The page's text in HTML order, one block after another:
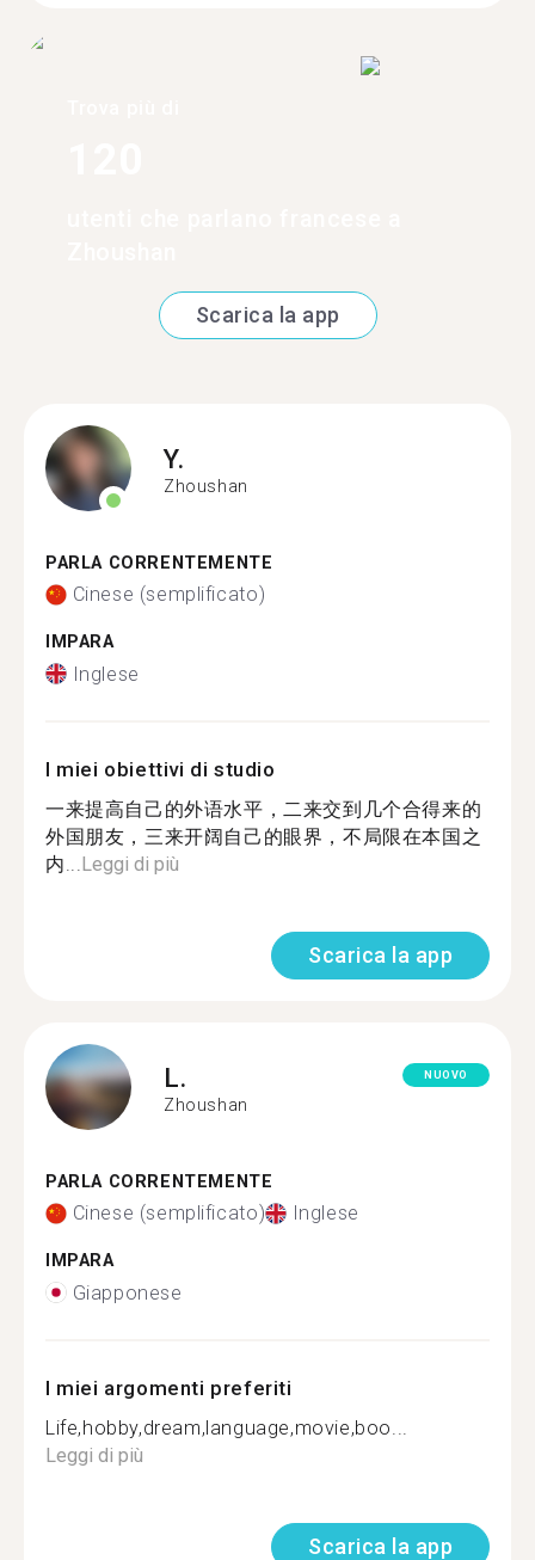
Scarica la app
Y.
Zhoushan
PARLA CORRENTEMENTE
Cinese (semplificato)
IMPARA
Inglese
I miei obiettivi di studio
一来提高自己的外语水平，二来交到几个合得来的
外国朋友，三来开阔自己的眼界，不局限在本国之
内... Leggi di più
Scarica la app
L.
Zhoushan
NUOVO
PARLA CORRENTEMENTE
Cinese (semplificato) Inglese
IMPARA
Giapponese
I miei argomenti preferiti
Life,hobby,dream,language,movie,boo...
Leggi di più
Scarica la app